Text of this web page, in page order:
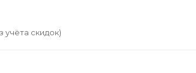
учёта скидок)